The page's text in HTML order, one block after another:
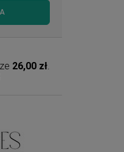
26,00 zł.